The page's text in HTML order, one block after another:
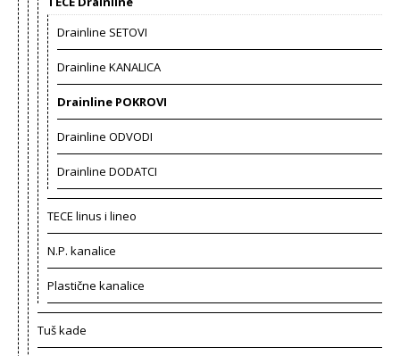
Drainline SETOVI
Drainline KANALICA
Drainline POKROVI
Drainline ODVODI
Drainline DODATCI
TECE linus i lineo
N.P. kanalice
Plastične kanalice
Tuš kade